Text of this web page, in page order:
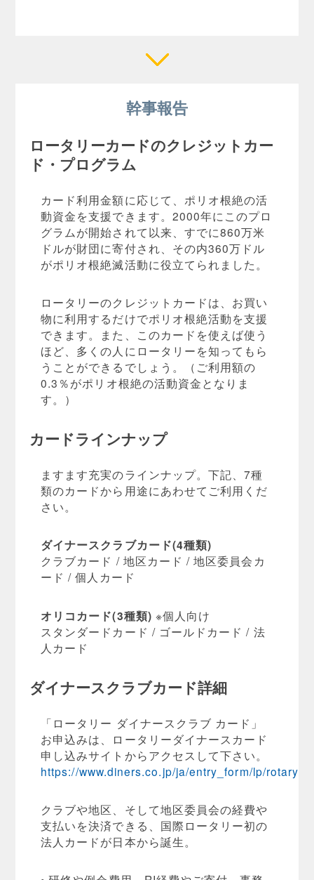
幹事報告
ロータリーカードのクレジットカー
ド・プログラム
カード利用金額に応じて、ポリオ根絶の活
動資金を支援できます。2000年にこのプロ
グラムが開始されて以来、すでに860万米
ドルが財団に寄付され、その内360万ドル
がポリオ根絶滅活動に役立てられました。
ロータリーのクレジットカードは、お買い
物に利用するだけでポリオ根絶活動を支援
できます。また、このカードを使えば使う
ほど、多くの人にロータリーを知ってもら
うことができるでしょう。（ご利用額の
0.3％がポリオ根絶の活動資金となりま
す。）
カードラインナップ
ますます充実のラインナップ。下記、7種
類のカードから用途にあわせてご利用くだ
さい。
ダイナースクラブカード(4種類)
クラブカード / 地区カード / 地区委員会カ
ード / 個人カード
オリコカード(3種類) ※個人向け
スタンダードカード / ゴールドカード / 法
人カード
ダイナースクラブカード詳細
「ロータリー ダイナースクラブ カード」
お申込みは、ロータリーダイナースカード
申し込みサイトからアクセスして下さい。
https://www.diners.co.jp/ja/entry_form/lp/rotary/
クラブや地区、そして地区委員会の経費や
支払いを決済できる、国際ロータリー初の
法人カードが日本から誕生。